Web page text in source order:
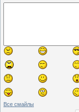
Все смайлы